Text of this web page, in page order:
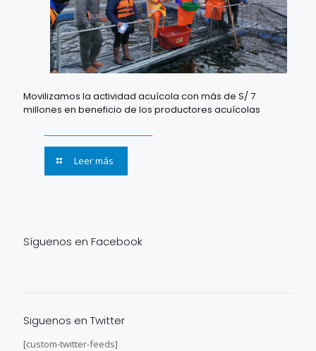
Movilizamos la actividad acuícola con más de S/ 7
millones en beneficio de los productores acuícolas
Leer más
Síguenos en Facebook
Siguenos en Twitter
[custom-twitter-feeds]